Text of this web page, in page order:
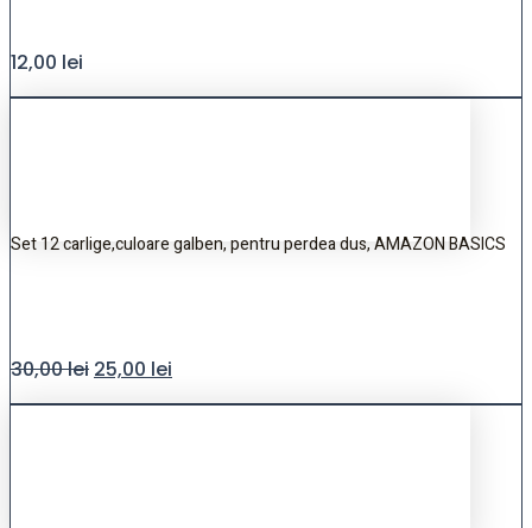
12,00 lei
Set 12 carlige,culoare galben, pentru perdea dus, AMAZON BASICS
30,00lei 25,00 lei